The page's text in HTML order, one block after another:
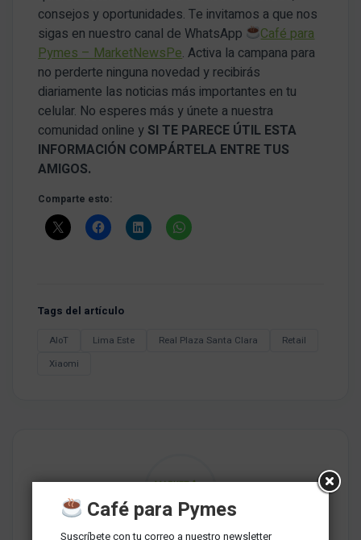
consejos y oportunidades. Te invitamos a que nos
sigas en nuestro canal de WhatsApp
Café para
Pymes – MarketNewsPe. Activa la campana para
no perderte ninguna novedad y recibirás
diariamente las noticias más importantes en tu
celular. No esperes más y únete a nuestra
comunidad online y SI TE PARECE ÚTIL ESTA
INFORMACIÓN COMPÁRTELA ENTRE TUS
AMIGOS.
Comparte esto:
Tags del artículo
AIoT Lima Este Real Plaza Santa Clara
Retail
Xiaomi
Café para Pymes
Suscríbete con tu correo a nuestro newsletter